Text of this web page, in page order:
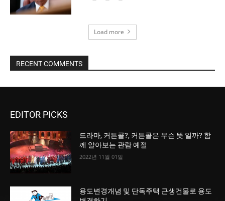
Load more
RECENT COMMENTS
EDITOR PICKS
드라마, 커튼콜?, 커튼콜은 무슨 뜻 일까? 함
께 알아보는 관람 예절
2022년 11월 01일
용도변경개념 및 단독주택 근생건물로 용도